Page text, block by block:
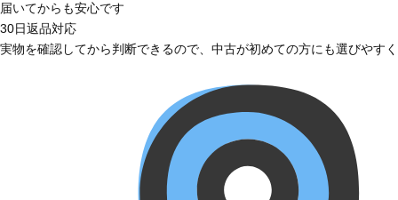
届いてからも安心です
30日返品対応
実物を確認してから判断できるので、中古が初めての方にも選びやす